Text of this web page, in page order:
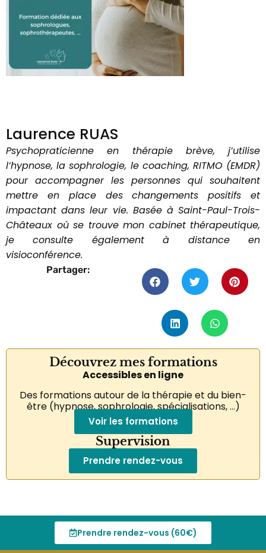
Laurence RUAS
Psychopraticienne en thérapie brève, j’utilise
l’hypnose, la sophrologie, le coaching, RITMO (EMDR)
pour accompagner les personnes qui souhaitent
mettre en place des changements positifs et
impactant dans leur vie. Basée à Saint-Paul-Trois-
Châteaux où se trouve mon cabinet thérapeutique,
je consulte également à distance en
visioconférence.
Partager:
Découvrez mes formations
Accessibles en ligne
Des formations autour de la thérapie et du bien-
être (hypnose, sophrologie, spécialisations, …)
Voir les formations
Supervision
Prendre rendez-vous
Prendre rendez-vous (60€)